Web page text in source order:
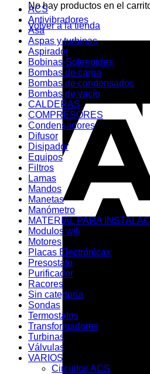
No hay productos en el
Volver a la tienda
ACS
Antivibradores
Asa
Aspas y turbinas
Aspirador
Bobinas-Solenoides
Bombas de carga
Bombas de condensados
Bombas de vacío
CALDERAS
COMPRESORES
Condensadores
Difusor
Disipador
Equipos
Filtros
Lamas
Mandos
Manetas
Manómetro
MATERIAL PARA
Modulos wifi
Motores
Placas Electrónicas
Presostato
Purificador
Racores
Sin categoría
Sondas
Termostatos
Transformadores
Turbinas
Válvulas
VARIOS
Circuitos ACS